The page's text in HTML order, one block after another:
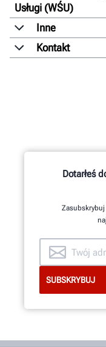
Usługi (WŚU)
Inne
Kontakt
Dotarłeś